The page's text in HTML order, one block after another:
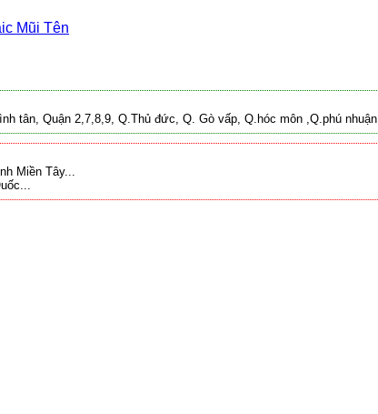
Mũi Tên
tân, Quận 2,7,8,9, Q.Thủ đức, Q. Gò vấp, Q.hóc môn ,Q.phú nhuận
Miền Tây...